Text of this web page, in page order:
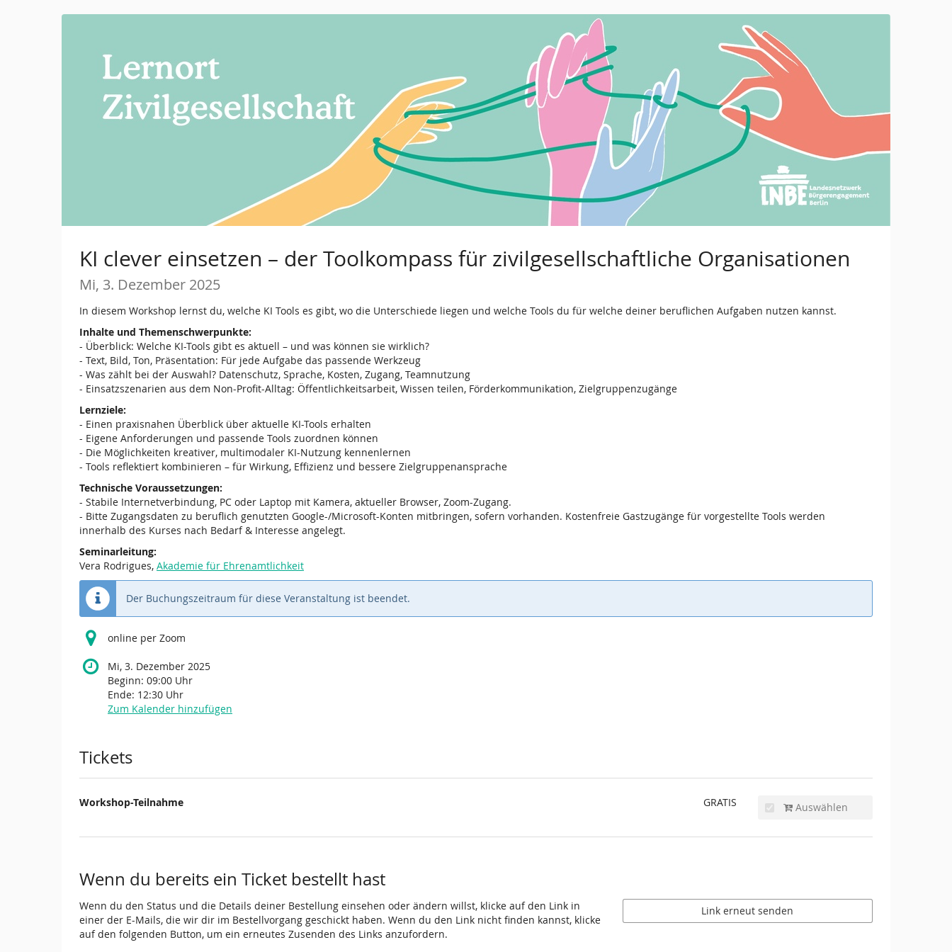
KI clever einsetzen – der Toolkompass für zivilgesellschaftliche Organisationen
Mi, 3. Dezember 2025
In diesem Workshop lernst du, welche KI Tools es gibt, wo die Unterschiede liegen und welche Tools du für welche deiner beruflichen Aufgaben nutzen kannst.
Inhalte und Themenschwerpunkte:
- Überblick: Welche KI-Tools gibt es aktuell – und was können sie wirklich?
- Text, Bild, Ton, Präsentation: Für jede Aufgabe das passende Werkzeug
- Was zählt bei der Auswahl? Datenschutz, Sprache, Kosten, Zugang, Teamnutzung
- Einsatzszenarien aus dem Non-Profit-Alltag: Öffentlichkeitsarbeit, Wissen teilen, Förderkommunikation, Zielgruppenzugänge
Lernziele:
- Einen praxisnahen Überblick über aktuelle KI-Tools erhalten
- Eigene Anforderungen und passende Tools zuordnen können
- Die Möglichkeiten kreativer, multimodaler KI-Nutzung kennenlernen
- Tools reflektiert kombinieren – für Wirkung, Effizienz und bessere Zielgruppenansprache
Technische Voraussetzungen:
- Stabile Internetverbindung, PC oder Laptop mit Kamera, aktueller Browser, Zoom-Zugang.
- Bitte Zugangsdaten zu beruflich genutzten Google-/Microsoft-Konten mitbringen, sofern vorhanden. Kostenfreie Gastzugänge für vorgestellte Tools werden
innerhalb des Kurses nach Bedarf & Interesse angelegt.
Seminarleitung:
Vera Rodrigues, Akademie für Ehrenamtlichkeit
Der Buchungszeitraum für diese Veranstaltung ist beendet.
online per Zoom
Mi, 3. Dezember 2025
Beginn: 09:00 Uhr
Ende: 12:30 Uhr
Zum Kalender hinzufügen
Produkte
Tickets
Workshop-Teilnahme GRATIS Auswählen
Wenn du bereits ein Ticket bestellt hast
Wenn du den Status und die Details deiner Bestellung einsehen oder ändern willst, klicke auf den Link in
einer der E-Mails, die wir dir im Bestellvorgang geschickt haben. Wenn du den Link nicht finden kannst, klicke
auf den folgenden Button, um ein erneutes Zusenden des Links anzufordern.
Link erneut senden